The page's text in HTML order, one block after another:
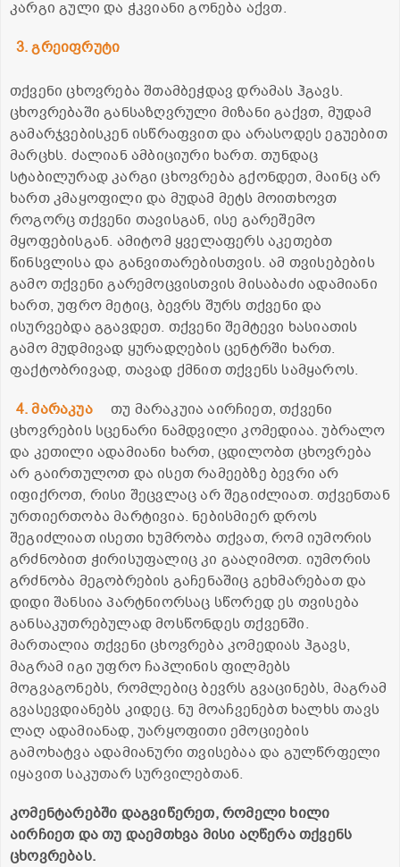
კარგი გული და ჭკვიანი გონება აქვთ.
3. გრეიფრუტი
თქვენი ცხოვრება შთამბეჭდავ დრამას ჰგავს.
ცხოვრებაში განსაზღვრული მიზანი გაქვთ, მუდამ
გამარჯვებისკენ ისწრაფვით და არასოდეს ეგუებით
მარცხს. ძალიან ამბიციური ხართ. თუნდაც
სტაბილურად კარგი ცხოვრება გქონდეთ, მაინც არ
ხართ კმაყოფილი და მუდამ მეტს მოითხოვთ
როგორც თქვენი თავისგან, ისე გარეშემო
მყოფებისგან. ამიტომ ყველაფერს აკეთებთ
წინსვლისა და განვითარებისთვის. ამ თვისებების
გამო თქვენი გარემოცვისთვის მისაბაძი ადამიანი
ხართ, უფრო მეტიც, ბევრს შურს თქვენი და
ისურვებდა გგავდეთ. თქვენი შემტევი ხასიათის
გამო მუდმივად ყურადღების ცენტრში ხართ.
ფაქტობრივად, თავად ქმნით თქვენს სამყაროს.
4. მარაკუა
თუ მარაკუია აირჩიეთ, თქვენი
ცხოვრების სცენარი ნამდვილი კომედიაა. უბრალო
და კეთილი ადამიანი ხართ, ცდილობთ ცხოვრება
არ გაირთულოთ და ისეთ რამეებზე ბევრი არ
იფიქროთ, რისი შეცვლაც არ შეგიძლიათ. თქვენთან
ურთიერთობა მარტივია. ნებისმიერ დროს
შეგიძლიათ ისეთი ხუმრობა თქვათ, რომ იუმორის
გრძნობით ჭირისუფალიც კი გააღიმოთ. იუმორის
გრძნობა მეგობრების გაჩენაშიც გეხმარებათ და
დიდი შანსია პარტნიორსაც სწორედ ეს თვისება
განსაკუთრებულად მოსწონდეს თქვენში.
მართალია თქვენი ცხოვრება კომედიას ჰგავს,
მაგრამ იგი უფრო ჩაპლინის ფილმებს
მოგვაგონებს, რომლებიც ბევრს გვაცინებს, მაგრამ
გვასევდიანებს კიდეც. ნუ მოაჩვენებთ ხალხს თავს
ლაღ ადამიანად, უარყოფითი ემოციების
გამოხატვა ადამიანური თვისებაა და გულწრფელი
იყავით საკუთარ სურვილებთან.
კომენტარებში დაგვიწერეთ, რომელი ხილი
აირჩიეთ და თუ დაემთხვა მისი აღწერა თქვენს
ცხოვრებას.